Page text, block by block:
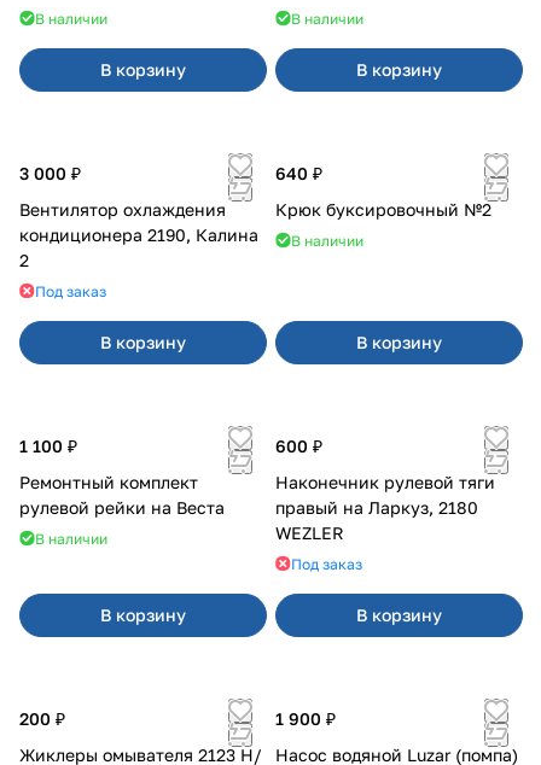
стеклоподъемников для
В наличии
В корзину
В наличии
В корзину
3 000 ₽
Вентилятор охлаждения
кондиционера 2190, Калина
2
Под заказ
В корзину
640 ₽
Крюк буксировочный №2
В наличии
В корзину
1 100 ₽
Ремонтный комплект
рулевой рейки на Веста
В наличии
В корзину
600 ₽
Наконечник рулевой тяги
правый на Ларкуз, 2180
WEZLER
Под заказ
В корзину
200 ₽
Жиклеры омывателя 2123 Н/
1 900 ₽
Насос водяной Luzar (помпа)